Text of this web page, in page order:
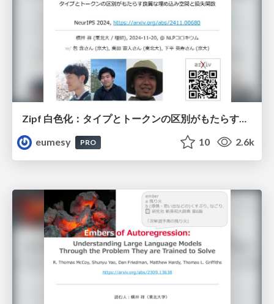
Zipf 白色化：タイプとトークンの区別がもたらす良質な埋め込み空間と損失関数
eumesy
PRO 10 2.6k